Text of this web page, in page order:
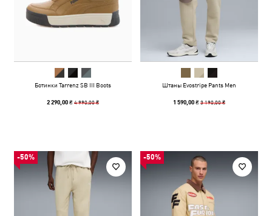
Ботинки Tarrenz SB III Boots
2 290,00 ₴4 990,00 ₴
Штаны Evostripe Pants Men
1 590,00 ₴3 190,00 ₴
-50% -50%